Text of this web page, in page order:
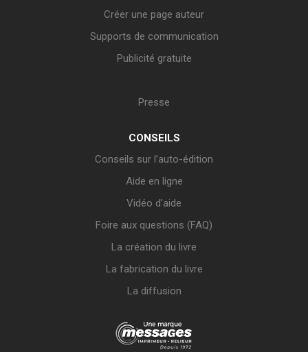
Créer une page auteur
Supports de communication
Publicité gratuite
Presse
CONSEILS
Conseils sur l’auto-édition
Aide en ligne
Vidéo d’aide
Foire aux questions (FAQ)
La création du livre
La fabrication du livre
La diffusion